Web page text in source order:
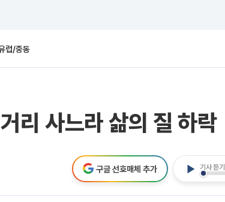
럽/중동
리 사느라 삶의 질 하락
기사 듣기
구글 선호매체 추가